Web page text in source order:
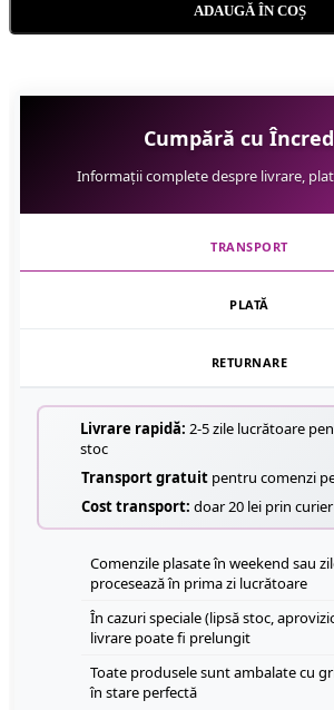
ADAUGĂ ÎN COȘ
Cumpără cu
Informații complete despre livrare,
TRANSPORT
PLATĂ
RETURNARE
Livrare rapidă: 2-5 zile lucrătoare
stoc
Transport gratuit pentru comenzi
Cost transport: doar 20 lei prin
Comenzile plasate în weekend sau
procesează în prima zi lucrătoare
În cazuri speciale (lipsă stoc,
livrare poate fi prelungit
Toate produsele sunt ambalate cu
în stare perfectă